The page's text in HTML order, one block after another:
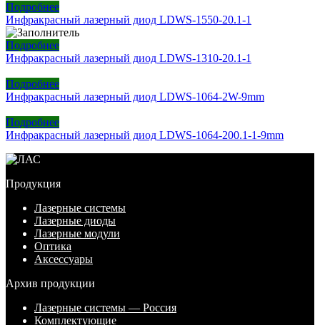
Подробнее
Инфракрасный лазерный диод LDWS-1550-20.1-1
Подробнее
Инфракрасный лазерный диод LDWS-1310-20.1-1
Подробнее
Инфракрасный лазерный диод LDWS-1064-2W-9mm
Подробнее
Инфракрасный лазерный диод LDWS-1064-200.1-1-9mm
Продукция
Лазерные системы
Лазерные диоды
Лазерные модули
Оптика
Аксессуары
Архив продукции
Лазерные системы — Россия
Комплектующие